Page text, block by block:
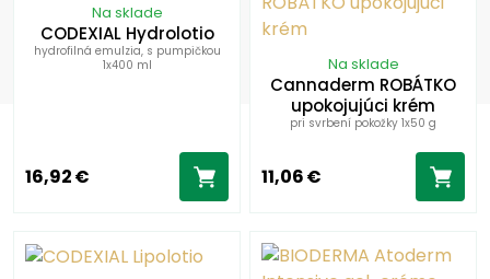
Na sklade
CODEXIAL Hydrolotio
hydrofilná emulzia, s pumpičkou
1x400 ml
16,92 €
Na sklade
Cannaderm ROBÁTKO
upokojujúci krém
pri svrbení pokožky 1x50 g
11,06 €